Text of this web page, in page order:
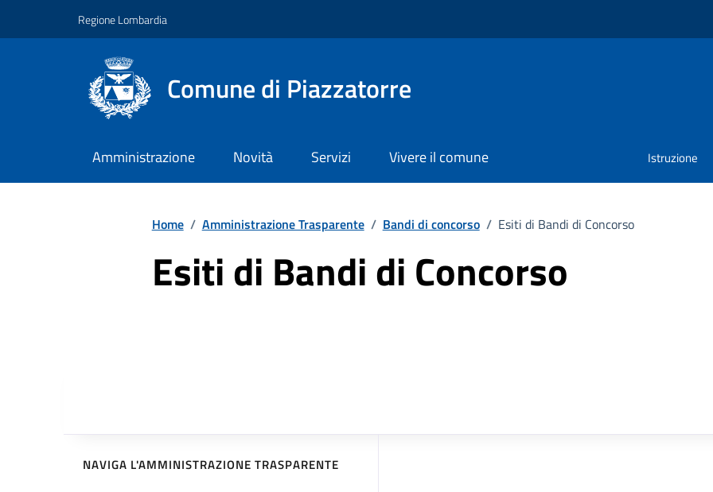
Regione Lombardia
Comune di Piazzatorre
Amministrazione Novità Servizi Vivere il comune Istruzione
Home / Amministrazione Trasparente / Bandi di concorso / Esiti di Bandi di Concorso
Esiti di Bandi di Concorso
NAVIGA L'AMMINISTRAZIONE TRASPARENTE